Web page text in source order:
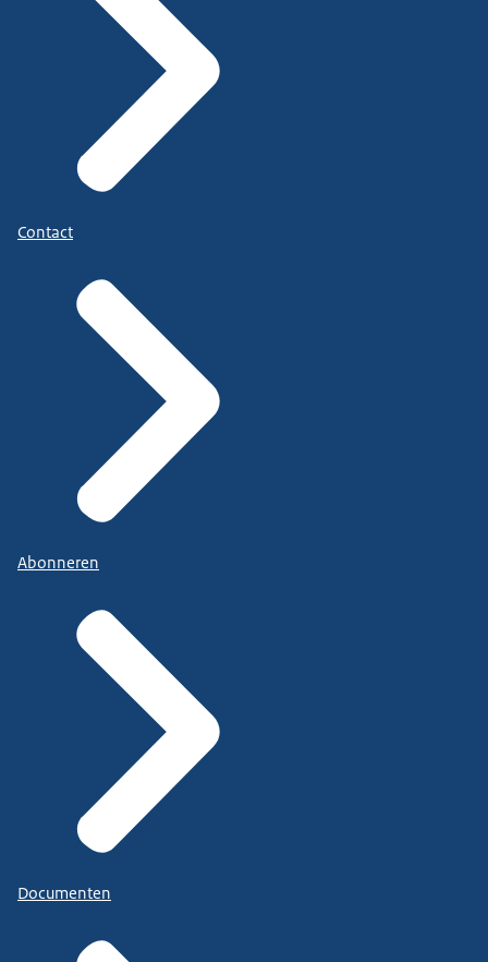
Contact
Abonneren
Documenten